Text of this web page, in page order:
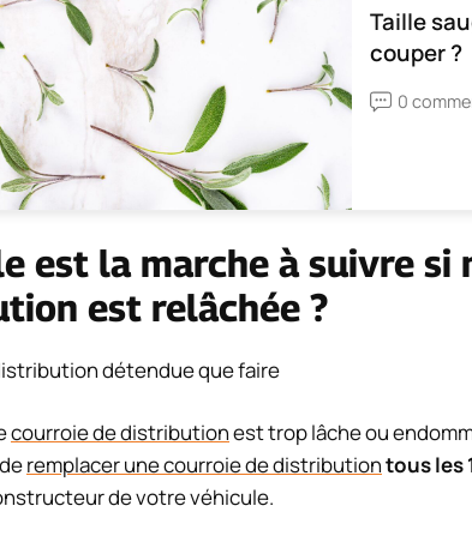
Taille
couper ?
0
est la marche à suivre si
est relâchée ?
courroie de distributionest trop lâche ou
remplacer une courroie de distributiontous les
de votre véhicule.